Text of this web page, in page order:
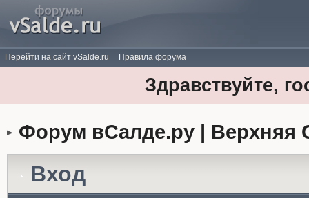
Перейти на сайт vSalde.ru Правила форума
Здравствуйте,
Форум вСалде.ру | Верхняя
Вход